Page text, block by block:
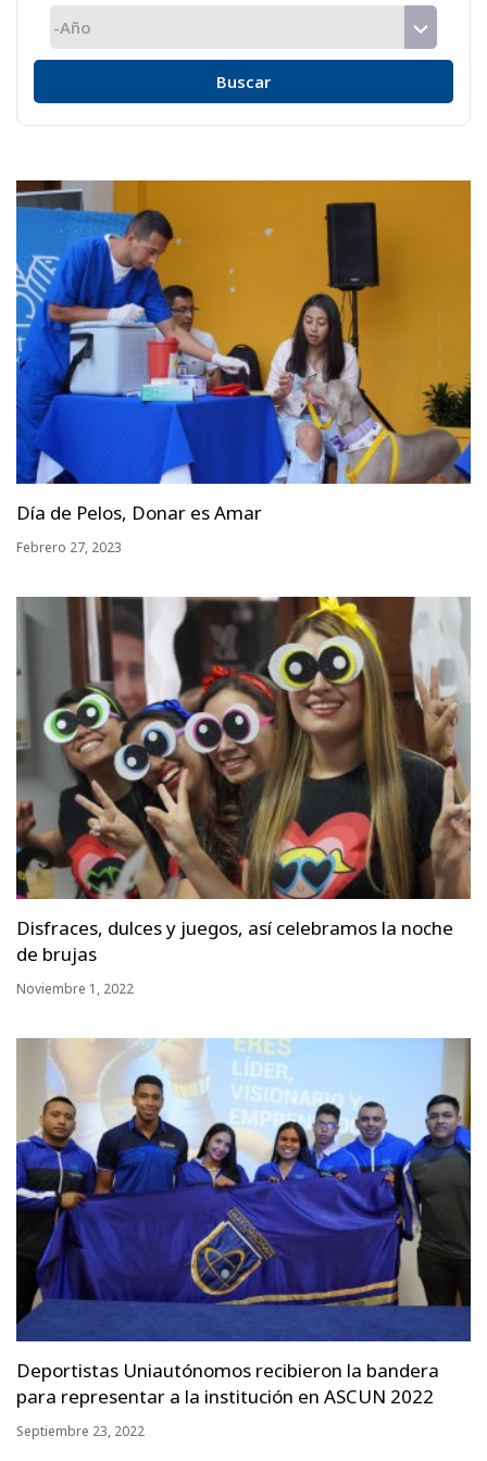
Día de Pelos, Donar es Amar
Febrero 27, 2023
Disfraces, dulces y juegos, así celebramos la noche
de brujas
Noviembre 1, 2022
Deportistas Uniautónomos recibieron la bandera
para representar a la institución en ASCUN 2022
Septiembre 23, 2022